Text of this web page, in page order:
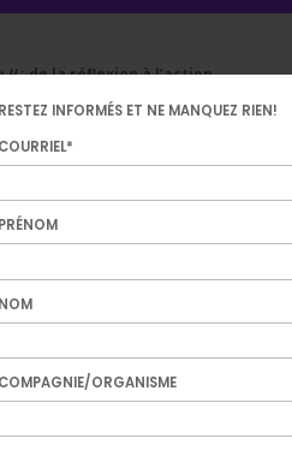
RESTEZ INFORMÉS ET NE MANQUEZ RIEN!
COURRIEL*
PRÉNOM
NOM
COMPAGNIE/ORGANISME
II: de la réflexion à l’action
de
vous convie à
visionnaires qui ont à coeur le
éco responsable et électrisante
vu par Piknic Électronik et Pop
Campus MIL et autres
créativeavec le réalisateur,
d’innovationavec Stéphane Pipon
avec Gabrielle Bastien de